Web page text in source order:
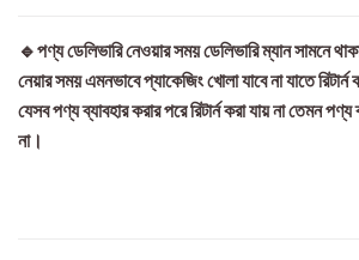
🔹পণ্য ডেলিভারি নেওয়ার সময় ডেলিভারি ম্যান সামনে
নেয়ার সময় এমনভাবে প্যাকেজিং খোলা যাবে না যাতে
যেসব পণ্য ব্যাবহার করার পরে রিটার্ন করা যায় না তেমন পণ্য
না।